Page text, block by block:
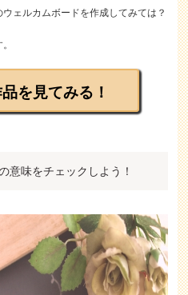
ェルカムボードを作成してみては？
を見てみる！
意味をチェックしよう！